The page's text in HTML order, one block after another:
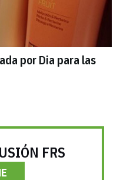
por Dia para las
FRS